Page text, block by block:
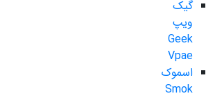
گیک
ویپ
Geek
Vpae
اسموک
Smok